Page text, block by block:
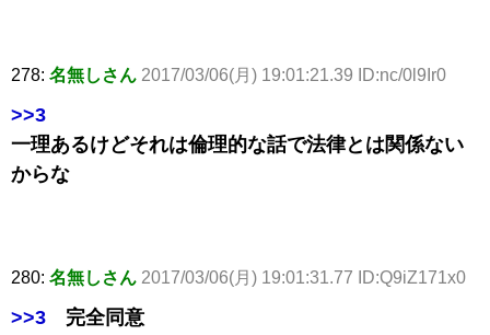
278: 名無しさん 2017/03/06(月) 19:01:21.39 ID:nc/0l9Ir0
>>3
一理あるけどそれは倫理的な話で法律とは関係ない
からな
280: 名無しさん 2017/03/06(月) 19:01:31.77 ID:Q9iZ171x0
>>3 完全同意